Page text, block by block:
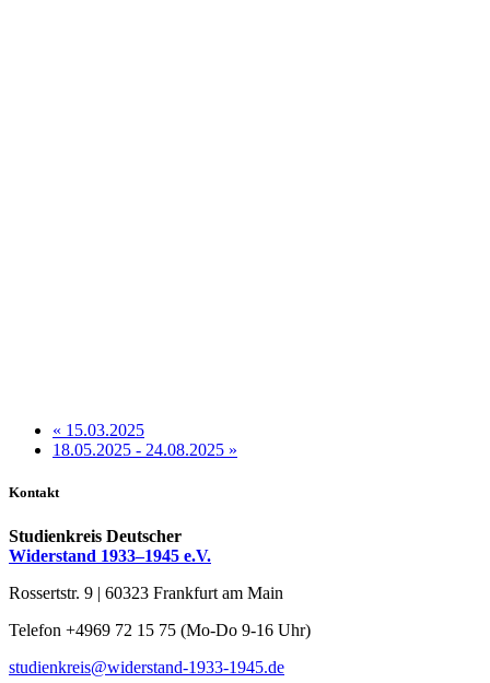
« 15.03.2025
18.05.2025 - 24.08.2025 »
Kontakt
Studienkreis Deutscher
Widerstand 1933–1945 e.V.
Rossertstr. 9 | 60323 Frankfurt am Main
Telefon +4969 72 15 75 (Mo-Do 9-16 Uhr)
studienkreis@widerstand-1933-1945.de